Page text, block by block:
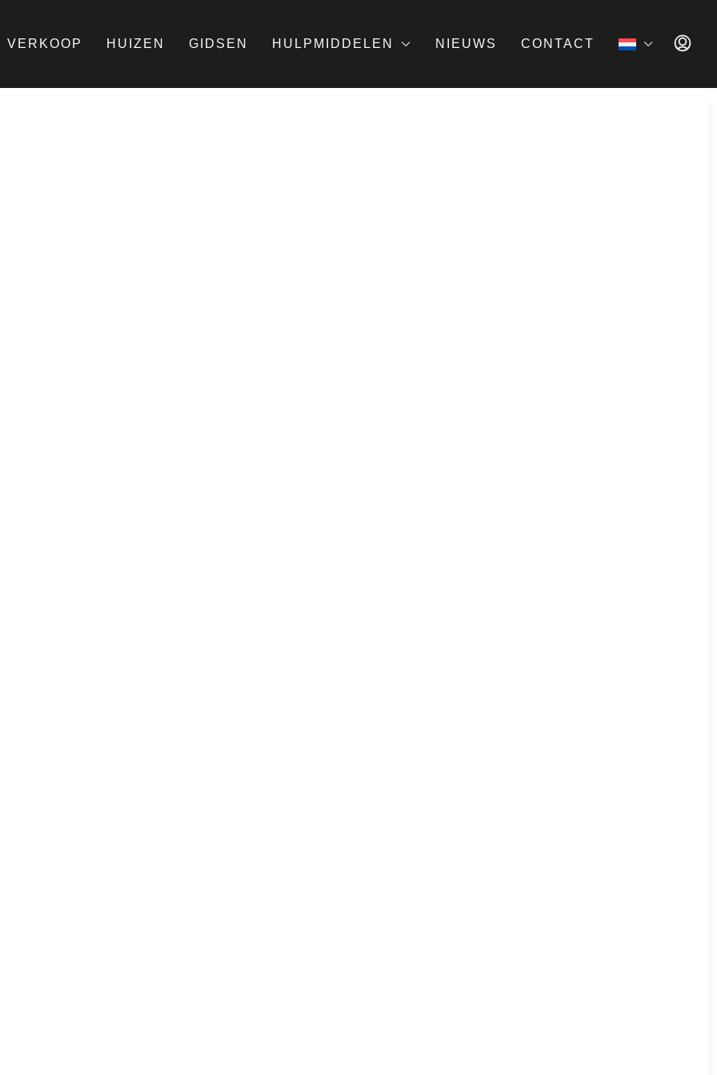
VERKOOP HUIZEN GIDSEN HULPMIDDELEN NIEUWS CONTACT